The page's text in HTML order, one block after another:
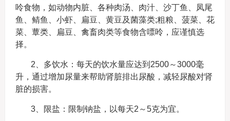
呤食物，如动物内脏、各种肉汤、肉汁、沙丁鱼、凤尾
鱼、鲭鱼、小虾、扁豆、黄豆及菌藻类;粗粮、菠菜、花
菜、蕈类、扁豆、禽畜肉类等食物含嘌呤，应谨慎选
择。
2、多饮水：每天的饮水量应达到2500～3000毫
升，通过增加尿量来帮助肾脏排出尿酸，减轻尿酸对肾
脏的损害。
3、限盐：限制钠盐，以每天2～5克为宜。